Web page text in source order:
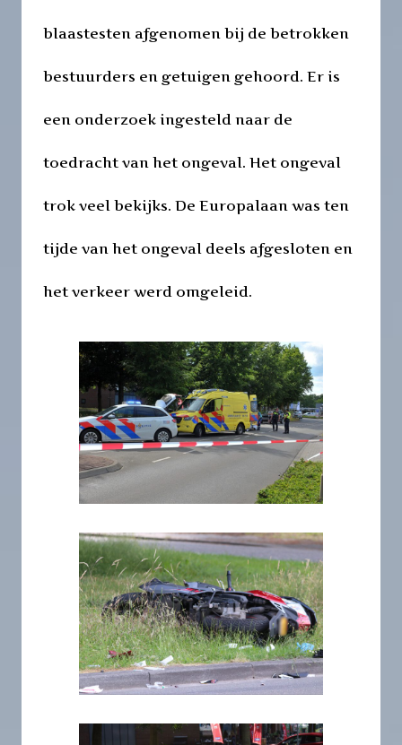
blaastesten afgenomen bij de betrokken
bestuurders en getuigen gehoord. Er is
een onderzoek ingesteld naar de
toedracht van het ongeval. Het ongeval
trok veel bekijks. De Europalaan was ten
tijde van het ongeval deels afgesloten en
het verkeer werd omgeleid.